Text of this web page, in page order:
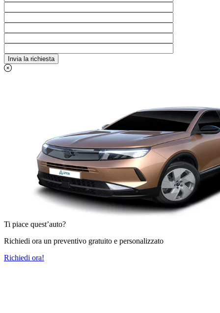
Ti piace quest’auto?
Richiedi ora un preventivo gratuito e personalizzato
Richiedi ora!